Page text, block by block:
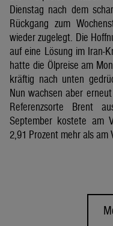
Dienstag nach dem
Rückgang zum
wieder zugelegt. Die
auf eine Lösung im Iran-
hatte die Ölpreise am
kräftig nach unten
Nun wachsen aber
Referenzsorte Brent
September kostete am
2,91 Prozent mehr als am